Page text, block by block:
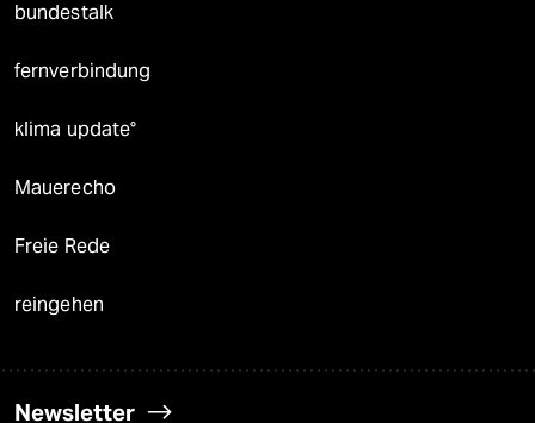
bundestalk
fernverbindung
klima update°
Mauerecho
Freie Rede
reingehen
Newsletter